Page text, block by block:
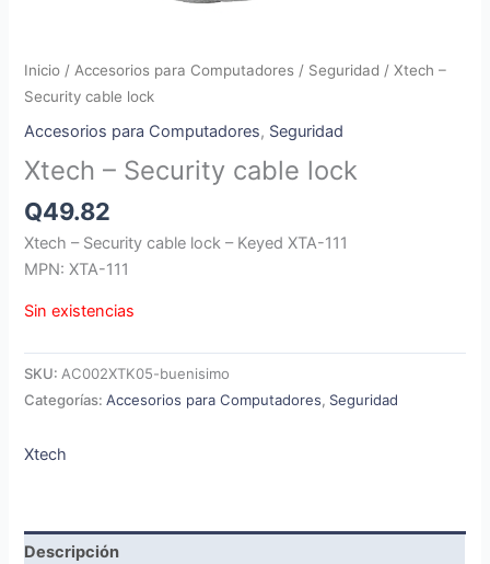
Inicio / Accesorios para Computadores / Seguridad / Xtech –
Security cable lock
Accesorios para Computadores, Seguridad
Xtech – Security cable lock
Q49.82
Xtech – Security cable lock – Keyed XTA-111
MPN: XTA-111
Sin existencias
SKU:AC002XTK05-buenisimo
Categorías:Accesorios para Computadores, Seguridad
Xtech
Descripción